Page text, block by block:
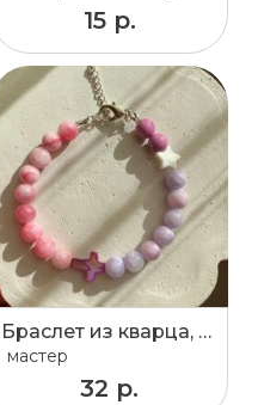
15 р.
Браслет из кварца, агата
мастер
32 р.